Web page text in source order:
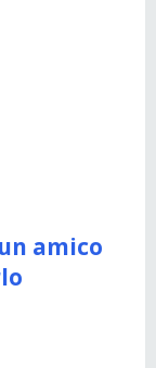
amico